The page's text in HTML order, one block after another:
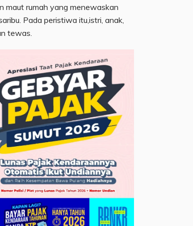
maut rumah yang menewaskan
Pada peristiwa itu,istri, anak,
tewas.